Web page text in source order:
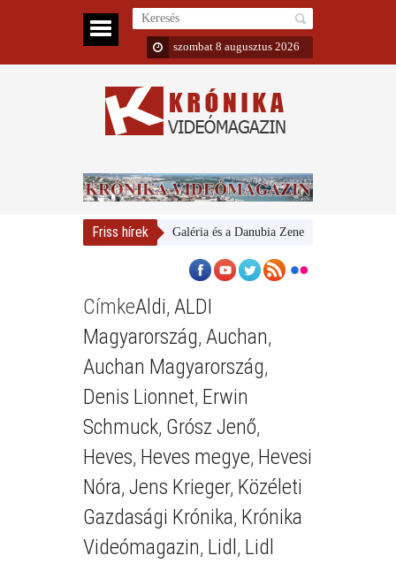
szombat 8 augusztus 2026
Friss hírek
Magyar Nemzeti Galéria és a Danubia Zenekar
CímkeAldi, ALDI
Magyarország, Auchan,
Auchan Magyarország,
Denis Lionnet, Erwin
Schmuck, Grósz Jenő,
Heves, Heves megye, Hevesi
Nóra, Jens Krieger, Közéleti
Gazdasági Krónika, Krónika
Videómagazin, Lidl , Lidl